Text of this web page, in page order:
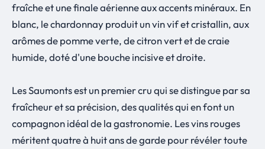
fraîche et une finale aérienne aux accents minéraux. En
blanc, le chardonnay produit un vin vif et cristallin, aux
arômes de pomme verte, de citron vert et de craie
humide, doté d'une bouche incisive et droite.
Les Saumonts est un premier cru qui se distingue par sa
fraîcheur et sa précision, des qualités qui en font un
compagnon idéal de la gastronomie. Les vins rouges
méritent quatre à huit ans de garde pour révéler toute